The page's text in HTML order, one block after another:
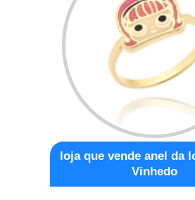
loja que vende anel da
Vinhedo